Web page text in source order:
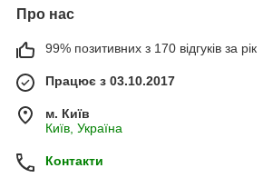
Про нас
99% позитивних з 170 відгуків за рік
Працює з 03.10.2017
м. Київ
Київ, Україна
Контакти